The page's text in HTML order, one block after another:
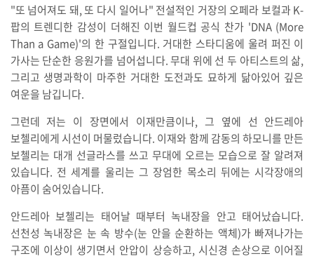
"또 넘어져도 돼, 또 다시 일어나" 전설적인 거장의 오페라 보컬과 K-
팝의 트렌디한 감성이 더해진 이번 월드컵 공식 찬가 'DNA (More
Than a Game)'의 한 구절입니다. 거대한 스타디움에 울려 퍼진 이
가사는 단순한 응원가를 넘어섭니다. 무대 위에 선 두 아티스트의 삶,
그리고 생명과학이 마주한 거대한 도전과도 묘하게 닮아있어 깊은
여운을 남깁니다.
그런데 저는 이 장면에서 이재만큼이나, 그 옆에 선 안드레아
보첼리에게 시선이 머물렀습니다. 이재와 함께 감동의 하모니를 만든
보첼리는 대개 선글라스를 쓰고 무대에 오르는 모습으로 잘 알려져
있습니다. 전 세계를 울리는 그 장엄한 목소리 뒤에는 시각장애의
아픔이 숨어있습니다.
안드레아 보첼리는 태어날 때부터 녹내장을 안고 태어났습니다.
선천성 녹내장은 눈 속 방수(눈 안을 순환하는 액체)가 빠져나가는
구조에 이상이 생기면서 안압이 상승하고, 시신경 손상으로 이어질